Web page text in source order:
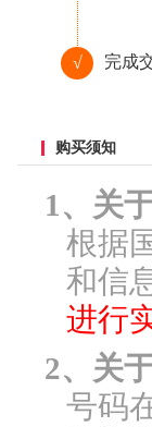
√ 完成
购买须知
1、关
根据
和信
进行
2、关
号码